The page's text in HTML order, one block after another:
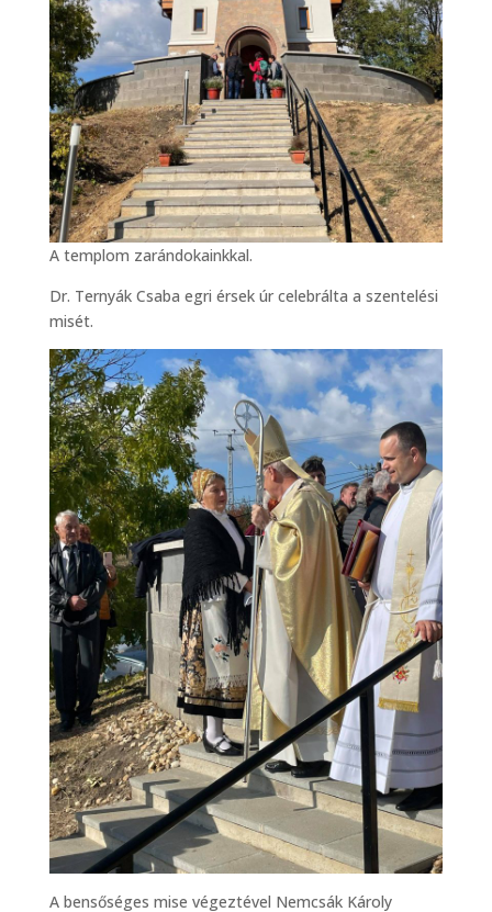
A templom zarándokainkkal.
Dr. Ternyák Csaba egri érsek úr celebrálta a szentelési
misét.
A bensőséges mise végeztével Nemcsák Károly